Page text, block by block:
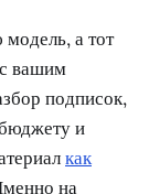
а тот
вашим
подписок,
и
как
на